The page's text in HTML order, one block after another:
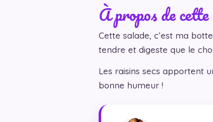
À propos de
Cette salade, c’est ma
tendre et digeste que le
Les raisins secs apportent
bonne humeur !